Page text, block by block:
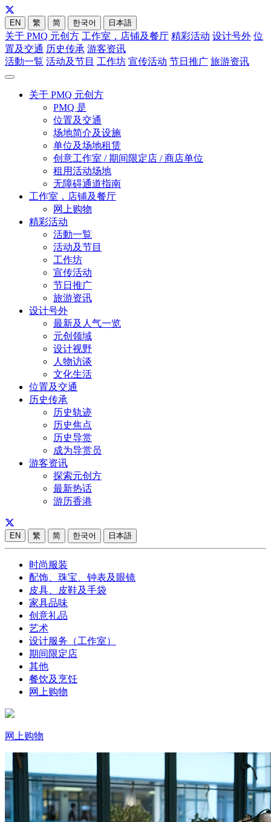
EN 繁 简 한국어 日本語
关于 PMQ 元创方 工作室，店铺及餐厅 精彩活动 设计号外 位
置及交通 历史传承 游客资讯
活動一覧 活动及节目 工作坊 宣传活动 节日推广 旅游资讯
关于 PMQ 元创方
PMQ 是
位置及交通
场地简介及设施
单位及场地租赁
创意工作室 / 期间限定店 / 商店单位
租用活动场地
无障碍通道指南
工作室，店铺及餐厅
网上购物
精彩活动
活動一覧
活动及节目
工作坊
宣传活动
节日推广
旅游资讯
设计号外
最新及人气一览
元创领域
设计视野
人物访谈
文化生活
位置及交通
历史传承
历史轨迹
历史焦点
历史导赏
成为导赏员
游客资讯
探索元创方
最新热话
游历香港
EN 繁 简 한국어 日本語
时尚服装
配饰、珠宝、钟表及眼镜
皮具、皮鞋及手袋
家具品味
创意礼品
艺术
设计服务（工作室）
期间限定店
其他
餐饮及烹饪
网上购物
网上购物